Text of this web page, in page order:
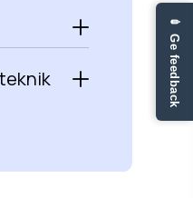
✏ Ge feedback